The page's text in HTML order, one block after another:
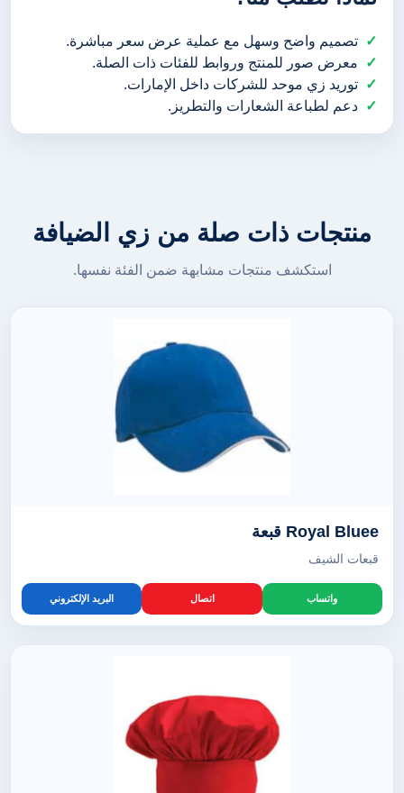
تصميم واضح وسهل مع عملية عرض سعر مباشرة.
معرض صور للمنتج وروابط للفئات ذات الصلة.
توريد زي موحد للشركات داخل الإمارات.
دعم لطباعة الشعارات والتطريز.
منتجات ذات صلة من زي الضيافة
استكشف منتجات مشابهة ضمن الفئة نفسها.
Royal Bluee قبعة
قبعات الشيف
واتساب اتصال البريد الإلكتروني